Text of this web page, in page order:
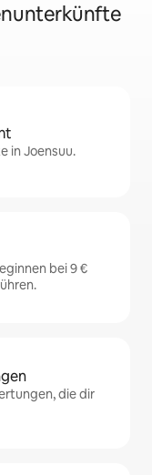
in Joensuu.
bei 9 €
die dir